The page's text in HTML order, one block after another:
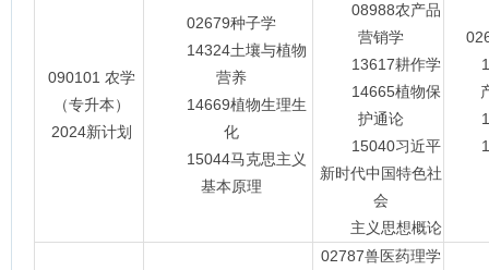
090101 农学
（专升本）
2024新计划
02679种子学
14324土壤与植物
营养
14669植物生理生
化
15044马克思主义
基本原理
08988农产品
营销学
13617耕作学
14665植物保
护通论
15040习近平
新时代中国特色社
会
主义思想概论
02787兽医药理学